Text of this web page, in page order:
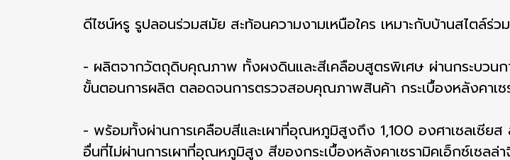
ดีไซน์หรู รูปลอนร่วมสมัย สะท้อนความงามเหนือใคร เหมาะกับบ้านสไตล์ร่ว
- ผลิตจากวัตถุดิบคุณภาพ ทั้งผงดินและสีเคลือบสูตรพิเศษ ผ่านกระบว
ขั้นตอนการผลิต ตลอดจนการตรวจสอบคุณภาพสินค้า กระเบื้องหลังคาเซ
- พร้อมทั้งผ่านการเคลือบสีและเผาที่อุณหภูมิสูงถึง 1,100 องศาเซลเซีย
อื่นที่ไม่ผ่านการเผาที่อุณหภูมิสูง สีของกระเบื้องหลังคาเซรามิคเอ็กซ์เซลล่